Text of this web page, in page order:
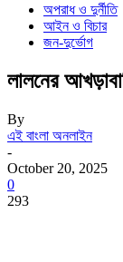
অপরাধ ও দুর্নীতি
আইন ও বিচার
জন-দুর্ভোগ
লালনের
By
এই বাংলা অনলাইন
-
October 20, 2025
0
293